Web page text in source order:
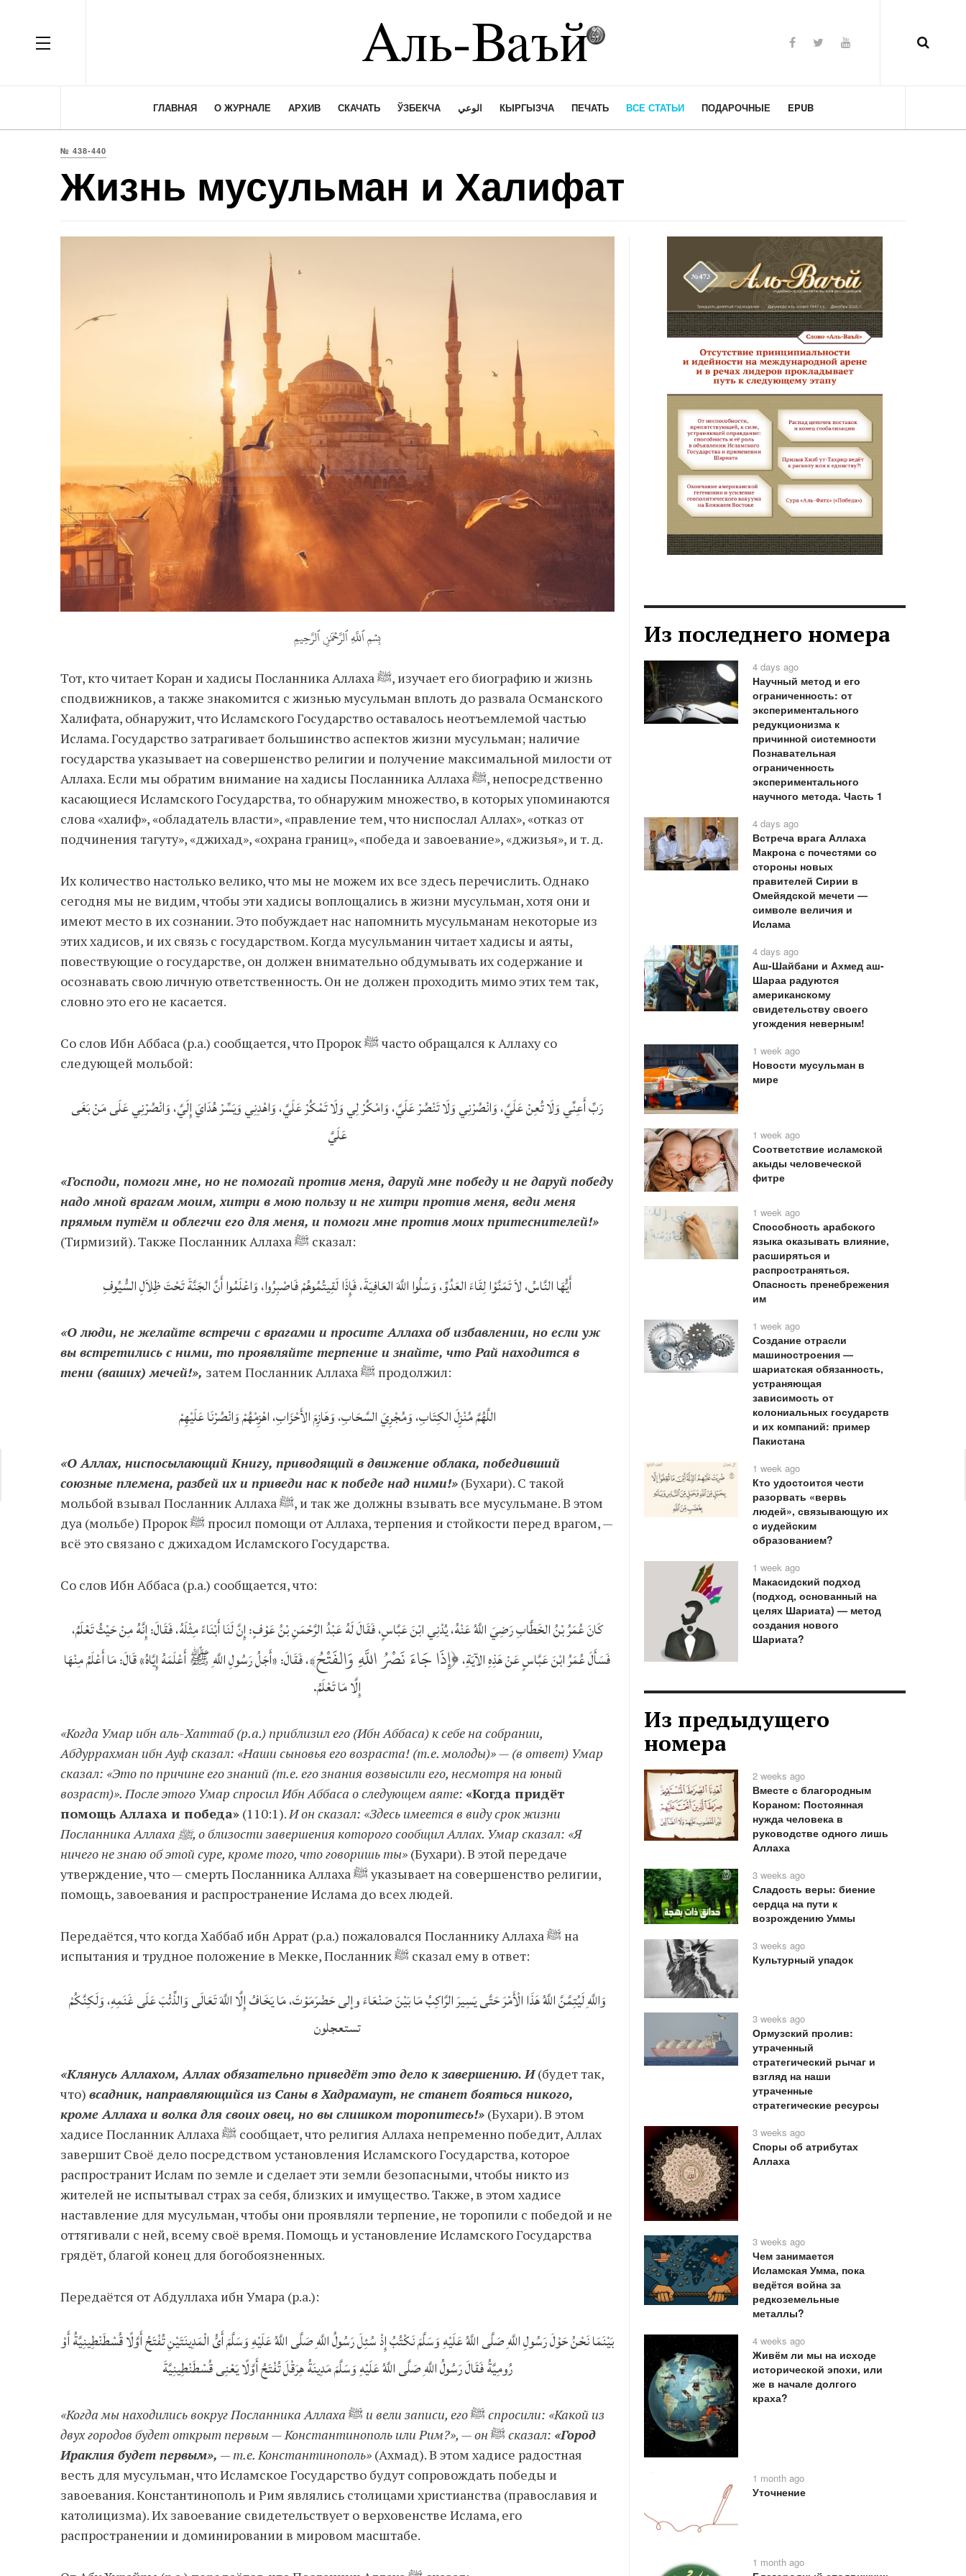
OFF CANVAS
ГЛАВНАЯ О ЖУРНАЛЕ АРХИВ СКАЧАТЬ ЎЗБЕКЧА الوعي КЫРГЫЗЧА ПЕЧАТЬ ВСЕ СТАТЬИ ПОДАРОЧНЫЕ EPUB
№ 438-440
Жизнь мусульман и Халифат
بِسۡمِ ٱللَّهِ ٱلرَّحۡمَٰنِ ٱلرَّحِيمِ
Тот, кто читает Коран и хадисы Посланника Аллаха ﷺ, изучает его биографию и жизнь
сподвижников, а также знакомится с жизнью мусульман вплоть до развала Османского
Халифата, обнаружит, что Исламского Государство оставалось неотъемлемой частью
Ислама. Государство затрагивает большинство аспектов жизни мусульман; наличие
государства указывает на совершенство религии и получение максимальной милости от
Аллаха. Если мы обратим внимание на хадисы Посланника Аллаха ﷺ, непосредственно
касающиеся Исламского Государства, то обнаружим множество, в которых упоминаются
слова «халиф», «обладатель власти», «правление тем, что ниспослал Аллах», «отказ от
подчинения тагуту», «джихад», «охрана границ», «победа и завоевание», «джизья», и т. д.
Их количество настолько велико, что мы не можем их все здесь перечислить. Однако
сегодня мы не видим, чтобы эти хадисы воплощались в жизни мусульман, хотя они и
имеют место в их сознании. Это побуждает нас напомнить мусульманам некоторые из
этих хадисов, и их связь с государством. Когда мусульманин читает хадисы и аяты,
повествующие о государстве, он должен внимательно обдумывать их содержание и
осознавать свою личную ответственность. Он не должен проходить мимо этих тем так,
словно это его не касается.
Со слов Ибн Аббаса (р.а.) сообщается, что Пророк ﷺ часто обращался к Аллаху со
следующей мольбой:
رَبِّ أَعِنِّي وَلَا تُعِنْ عَلَيَّ، وَانْصُرْنِي وَلَا تَنْصُرْ عَلَيَّ، وَامْكُرْ لِي وَلَا تَمْكُرْ عَلَيَّ، وَاهْدِنِي وَيَسِّرْ هُدَايَ إِلَيَّ، وَانْصُرْنِي عَلَى مَنْ بَغَى
عَلَيَّ
«Господи, помоги мне, но не помогай против меня, даруй мне победу и не даруй победу
надо мной врагам моим, хитри в мою пользу и не хитри против меня, веди меня
прямым путём и облегчи его для меня, и помоги мне против моих притеснителей!»
(Тирмизий). Также Посланник Аллаха ﷺ сказал:
أَيُّهَا النَّاسُ، لاَ تَمَنَّوْا لِقَاءَ العَدُوِّ، وَسَلُوا اللَّهَ العَافِيَةَ، فَإِذَا لَقِيتُمُوهُمْ فَاصْبِرُوا، وَاعْلَمُوا أَنَّ الجَنَّةَ تَحْتَ ظِلاَلِ السُّيُوفِ
«О люди, не желайте встречи с врагами и просите Аллаха об избавлении, но если уж
вы встретились с ними, то проявляйте терпение и знайте, что Рай находится в
тени (ваших) мечей!»,
затем Посланник Аллаха ﷺ продолжил:
اللَّهُمَّ مُنْزِلَ الكِتَابِ، وَمُجْرِيَ السَّحَابِ، وَهَازِمَ الأَحْزَابِ، اهْزِمْهُمْ وَانْصُرْنَا عَلَيْهِمْ
«О Аллах, ниспосылающий Книгу, приводящий в движение облака, победивший
союзные племена, разбей их и приведи нас к победе над ними!» (Бухари). С такой
мольбой взывал Посланник Аллаха ﷺ, и так же должны взывать все мусульмане. В этом
дуа (мольбе) Пророк ﷺ просил помощи от Аллаха, терпения и стойкости перед врагом, —
всё это связано с джихадом Исламского Государства.
Со слов Ибн Аббаса (р.а.) сообщается, что:
كَانَ عُمَرُ بْنُ الخَطَّابِ رَضِيَ اللَّهُ عَنْهُ، يُدْنِي ابْنَ عَبَّاسٍ، فَقَالَ لَهُ عَبْدُ الرَّحْمَنِ بْنُ عَوْفٍ: إِنَّ لَنَا أَبْنَاءً مِثْلَهُ، فَقَالَ: إِنَّهُ مِنْ حَيْثُ تَعْلَمُ،
فَسَأَلَ عُمَرُ ابْنَ عَبَّاسٍ عَنْ هَذِهِ الآيَةِ،﴿إِذَا جَاءَ نَصْرُ اللَّهِ وَالفَتْحُ﴾، فَقَالَ: «أَجَلُ رَسُولِ اللَّهِ ﷺ أَعْلَمَهُ إِيَّاهُ» قَالَ: مَا أَعْلَمُ مِنْهَا
إِلَّا مَا تَعْلَمُ.
«Когда Умар ибн аль-Хаттаб (р.а.) приблизил его (Ибн Аббаса) к себе на собрании,
Абдуррахман ибн Ауф сказал: «Наши сыновья его возраста! (т.е. молоды)» — (в ответ) Умар
сказал: «Это по причине его знаний (т.е. его знания возвысили его, несмотря на юный
возраст)». После этого Умар спросил Ибн Аббаса о следующем аяте: «Когда придёт
помощь Аллаха и победа» (110:1).И он сказал: «Здесь имеется в виду срок жизни
Посланника Аллаха ﷺ, о близости завершения которого сообщил Аллах. Умар сказал: «Я
ничего не знаю об этой суре, кроме того, что говоришь ты» (Бухари). В этой передаче
утверждение, что — смерть Посланника Аллаха ﷺ указывает на совершенство религии,
помощь, завоевания и распространение Ислама до всех людей.
Передаётся, что когда Хаббаб ибн Аррат (р.а.) пожаловался Посланнику Аллаха ﷺ на
испытания и трудное положение в Мекке, Посланник ﷺ сказал ему в ответ:
وَاللَّهِ لَيُتِمَّنَّ اللَّهُ هَذَا الْأَمْرَ حَتَّى يَسِيرَ الرَّاكِبُ مَا بَيْنَ صَنْعَاءَ وإلى حَضْرَمَوْتَ، مَا يَخَافُ إِلَّا اللَّهَ تَعَالَى وَالذِّئْبَ عَلَى غَنَمِهِ، وَلَكِنَّكُمْ
تستعجلون
«Клянусь Аллахом, Аллах обязательно приведёт это дело к завершению. И(будет так,
что) всадник, направляющийся из Саны в Хадрамаут, не станет бояться никого,
кроме Аллаха и волка для своих овец, но вы слишком торопитесь!» (Бухари). В этом
хадисе Посланник Аллаха ﷺ сообщает, что религия Аллаха непременно победит, Аллах
завершит Своё дело посредством установления Исламского Государства, которое
распространит Ислам по земле и сделает эти земли безопасными, чтобы никто из
жителей не испытывал страх за себя, близких и имущество. Также, в этом хадисе
наставление для мусульман, чтобы они проявляли терпение, не торопили с победой и не
оттягивали с ней, всему своё время. Помощь и установление Исламского Государства
грядёт, благой конец для богобоязненных.
Передаётся от Абдуллаха ибн Умара (р.а.):
بَيْنَمَا نَحْنُ حَوْلَ رَسُولِ اللَّهِ صَلَّى اللَّهُ عَلَيْهِ وَسَلَّمَ نَكْتُبُ إِذْ سُئِلَ رَسُولُ اللَّهِ صَلَّى اللَّهُ عَلَيْهِ وَسَلَّمَ أَىُّ الْمَدِينَتَيْنِ تُفْتَحُ أَوَّلًا قُسْطَنْطِينِيَّةُ أَوْ
رُومِيَّةُ فَقَالَ رَسُولُ اللَّهِ صَلَّى اللَّهُ عَلَيْهِ وَسَلَّمَ مَدِينَةُ هِرَقْلَ تُفْتَحُ أَوَّلًا يَعْنِى قُسْطَنْطِينِيَّةَ
«Когда мы находились вокруг Посланника Аллаха ﷺ и вели записи, егоﷺспросили: «Какой из
двух городов будет открыт первым — Константинополь или Рим?», — он ﷺсказал: «Город
Ираклия будет первым», — т.е. Константинополь» (Ахмад). В этом хадисе радостная
весть для мусульман, что Исламское Государство будут сопровождать победы и
завоевания. Константинополь и Рим являлись столицами христианства (православия и
католицизма). Их завоевание свидетельствует о верховенстве Ислама, его
распространении и доминировании в мировом масштабе.
Из последнего номера
4 days ago
Научный метод и его
ограниченность: от
экспериментального
редукционизма к
причинной системности
Познавательная
ограниченность
экспериментального
научного метода. Часть 1
4 days ago
Встреча врага Аллаха
Макрона с почестями со
стороны новых
правителей Сирии в
Омейядской мечети —
символе величия и
Ислама
4 days ago
Аш-Шайбани и Ахмед аш-
Шараа радуются
американскому
свидетельству своего
угождения неверным!
1 week ago
Новости мусульман в
мире
1 week ago
Соответствие исламской
акыды человеческой
фитре
1 week ago
Способность арабского
языка оказывать влияние,
расширяться и
распространяться.
Опасность пренебрежения
им
1 week ago
Создание отрасли
машиностроения —
шариатская обязанность,
устраняющая
зависимость от
колониальных государств
и их компаний: пример
Пакистана
1 week ago
Кто удостоится чести
разорвать «вервь
людей», связывающую их
с иудейским
образованием?
1 week ago
Макасидский подход
(подход, основанный на
целях Шариата) — метод
создания нового
Шариата?
Из предыдущего
номера
2 weeks ago
Вместе с благородным
Кораном: Постоянная
нужда человека в
руководстве одного лишь
Аллаха
3 weeks ago
Сладость веры: биение
сердца на пути к
возрождению Уммы
3 weeks ago
Культурный упадок
3 weeks ago
Ормузский пролив:
утраченный
стратегический рычаг и
взгляд на наши
утраченные
стратегические ресурсы
3 weeks ago
Споры об атрибутах
Аллаха
3 weeks ago
Чем занимается
Исламская Умма, пока
ведётся война за
редкоземельные
металлы?
4 weeks ago
Живём ли мы на исходе
исторической эпохи, или
же в начале долгого
краха?
1 month ago
Уточнение
1 month ago